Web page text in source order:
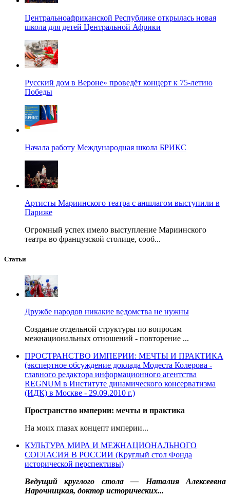
Центральноафриканской Республике открылась новая
школа для детей Центральной Африки
Русский дом в Вероне» проведёт концерт к 75-летию
Победы
Начала работу Международная школа БРИКС
Артисты Мариинского театра с аншлагом выступили в
Париже
Огромный успех имело выступление Мариинского
театра во французской столице, сооб...
Статьи
Дружбе народов никакие ведомства не нужны
Создание отдельной структуры по вопросам
межнациональных отношений - повторение ...
ПРОСТРАНСТВО ИМПЕРИИ: МЕЧТЫ И ПРАКТИКА
(экспертное обсуждение доклада Модеста Колерова -
главного редактора информационного агентства
REGNUM в Институте динамического консерватизма
(ИДК) в Москве - 29.09.2010 г.)
Пространство империи: мечты и практика
На моих глазах концепт империи...
КУЛЬТУРА МИРА И МЕЖНАЦИОНАЛЬНОГО
СОГЛАСИЯ В РОССИИ (Круглый стол Фонда
исторической перспективы)
Ведущий круглого стола — Наталия Алексеевна
Нарочницкая, доктор исторических...